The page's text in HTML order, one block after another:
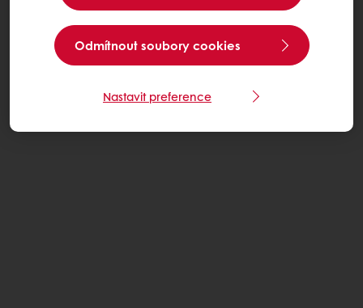
Odmítnout soubory cookies
Nastavit preference